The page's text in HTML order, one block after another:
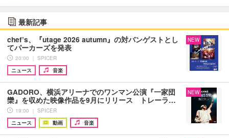
最新記事
chef’s、『utage 2026 autumn』の対バンゲストとし
てパーカーズを発表
20:00 ｜ SPICER
ニュース
音楽
NEW
GADORO、横浜アリーナでのワンマン公演『一家団
欒』を収めた映像作品を9月にリリース トレーラ…
19:00 ｜ SPICER
ニュース
動画 音楽
NEW